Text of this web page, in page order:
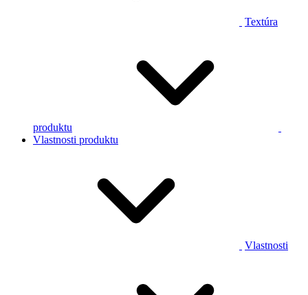
Textúra
produktu
Vlastnosti produktu
Vlastnosti